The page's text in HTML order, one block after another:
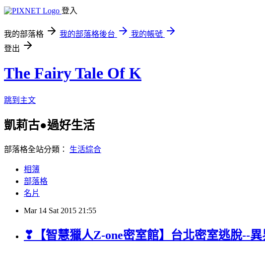
登入
我的部落格 我的部落格後台
我的帳號
登出
The Fairy Tale Of K
跳到主文
凱莉古●過好生活
部落格全站分類： 生活綜合
相簿
部落格
名片
Mar 14 Sat 2015 21:55
❣【智慧獵人Z-one密室館】台北密室逃脫--異